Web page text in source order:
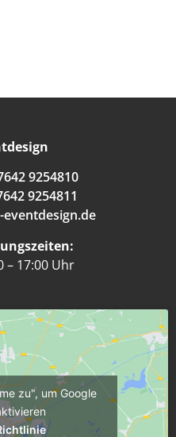
9254810
9254811
eventdesign.de
– 17:00 Uhr
zu", um Google